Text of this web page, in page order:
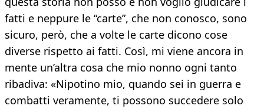
fatti e neppure le “carte”, che non conosco, sono
sicuro, però, che a volte le carte dicono cose
diverse rispetto ai fatti. Così, mi viene ancora in
mente un’altra cosa che mio nonno ogni tanto
ribadiva: «Nipotino mio, quando sei in guerra e
combatti veramente, ti possono succedere solo